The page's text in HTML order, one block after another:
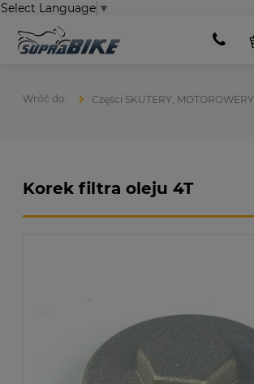
Select Language ▼
Części SKUTERY, MOTOROWERY
Korek filtra oleju 4T